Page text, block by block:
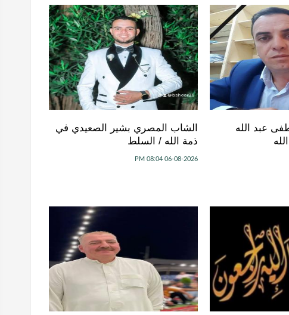
عبد الله
الشاب المصري بشير الصعيدي في
ذمة الله / السلط
06-08-2026 08:04 PM